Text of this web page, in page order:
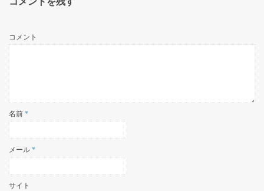
コメント
名前 *
メール *
サイト